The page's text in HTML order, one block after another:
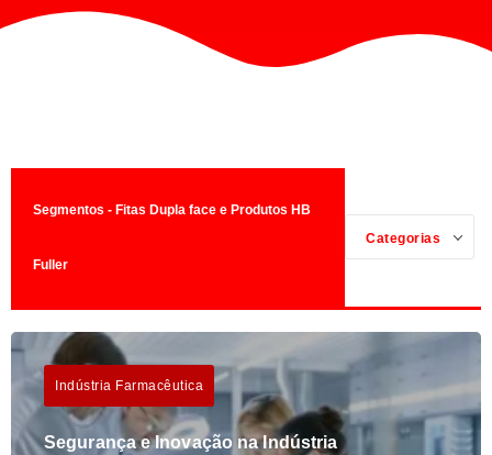
Segmentos - Fitas Dupla face e Produtos HB
Fuller
Categorias
Indústria Farmacêutica
Segurança e Inovação na Indústria